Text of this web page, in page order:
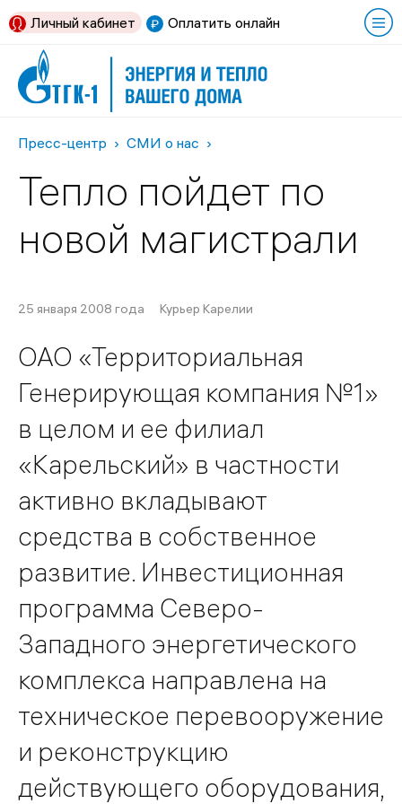
Оплатить онлайн
Личный кабинет
Пресс-центр СМИ о нас
Тепло пойдет по
новой магистрали
25 января 2008 года Курьер Карелии
ОАО «Территориальная
Генерирующая компания №1»
в целом и ее филиал
«Карельский» в частности
активно вкладывают
средства в собственное
развитие. Инвестиционная
программа Северо-
Западного энергетического
комплекса направлена на
техническое перевооружение
и реконструкцию
действующего оборудования,